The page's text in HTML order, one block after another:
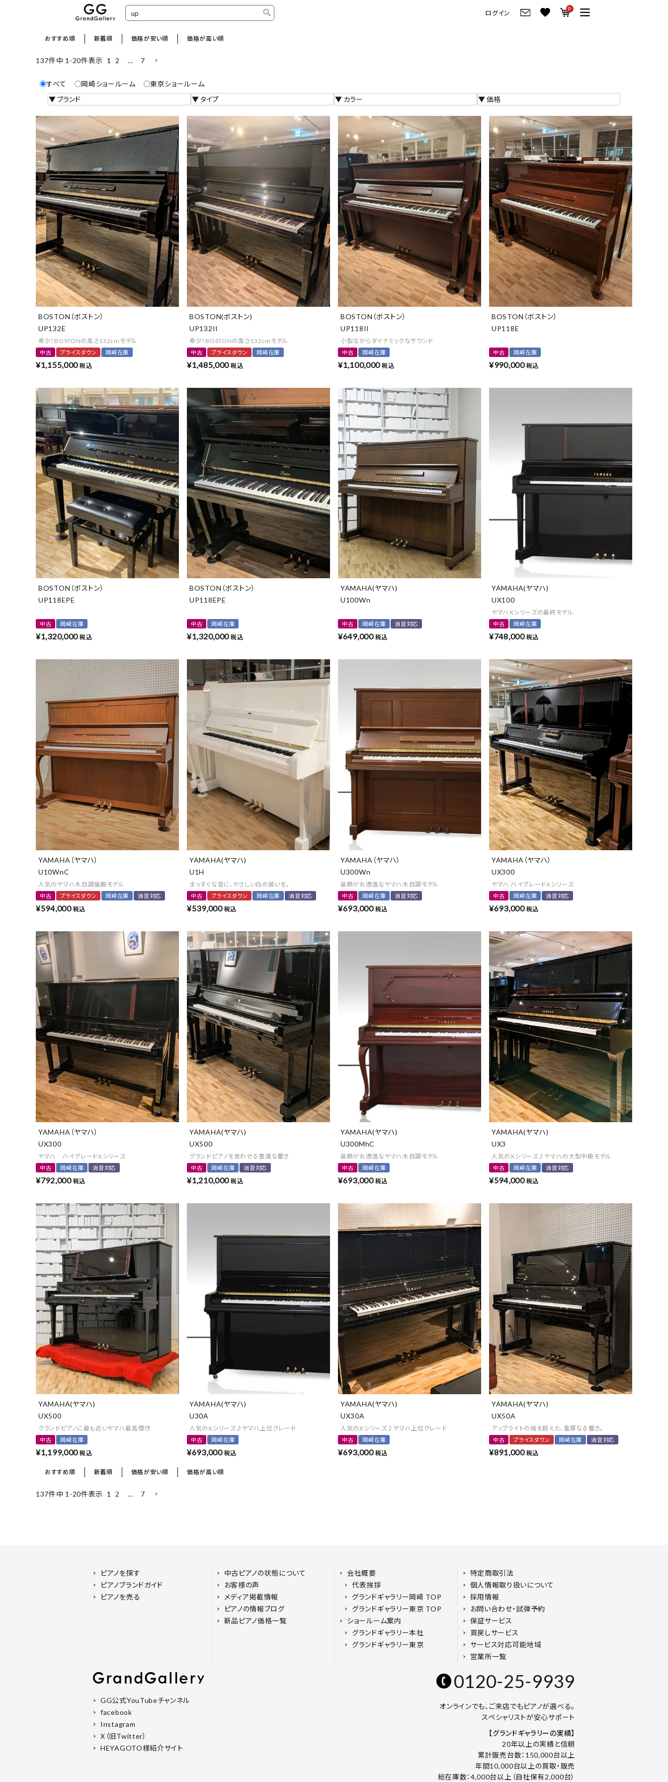
ログイン
0
輸入ピアノ
ホワイトピアノ
名作・コレクション
コンサートグランドピアノ
STEINWAY&SONS
BOSENDORFER
C.BECHSTEIN
BOSTON
DIAPASON
もっとみる
ピアノの選び方
ピアノお役立ち情報
ピアノトーク
新品ピアノ価格一覧
ピアノ製品番号一覧
会社情報
会社概要
採用情報
岡崎トップページ
東京トップページ
ピアノ買取ページ
よくある質問-買取
おすすめ順 新着順 価格が安い順 価格が高い順
137件中 1 -20件表示 1 2 … 7
すべて 岡崎ショールーム 東京ショールーム
BOSTON（ボストン）
UP132E
希少！BOSTONの高さ132cmモデル
中古 プライスダウン 岡崎在庫
¥1,155,000 税込
BOSTON(ボストン)
UP132II
希少！BOSTONの高さ132cmモデル
中古 プライスダウン 岡崎在庫
¥1,485,000 税込
BOSTON（ボストン）
UP118II
小型ながらダイナミックなサウンド
中古 岡崎在庫
¥1,100,000 税込
BOSTON（ボストン）
UP118E
中古 岡崎在庫
¥990,000 税込
BOSTON（ボストン）
UP118EPE
中古 岡崎在庫
¥1,320,000 税込
BOSTON（ボストン）
UP118EPE
中古 岡崎在庫
¥1,320,000 税込
YAMAHA(ヤマハ)
U100Wn
中古 岡崎在庫 消音対応
¥649,000 税込
YAMAHA(ヤマハ)
UX100
ヤマハXシリーズの最終モデル
中古 岡崎在庫
¥748,000 税込
YAMAHA（ヤマハ）
U10WnC
人気のヤマハ木目調猫脚モデル
中古 プライスダウン 岡崎在庫 消音対応
¥594,000 税込
YAMAHA(ヤマハ)
U1H
まっすぐな音に、やさしい白の装いを。
中古 プライスダウン 岡崎在庫 消音対応
¥539,000 税込
YAMAHA（ヤマハ）
U300Wn
装飾がお洒落なヤマハ木目調モデル
中古 岡崎在庫 消音対応
¥693,000 税込
YAMAHA（ヤマハ）
UX300
ヤマハ ハイグレードXシリーズ
中古 岡崎在庫 消音対応
¥693,000 税込
YAMAHA（ヤマハ）
UX300
ヤマハ ハイグレードXシリーズ
中古 岡崎在庫 消音対応
¥792,000 税込
YAMAHA(ヤマハ)
UX500
グランドピアノを思わせる豊満な響き
中古 岡崎在庫 消音対応
¥1,210,000 税込
YAMAHA(ヤマハ)
U300MhC
装飾がお洒落なヤマハ木目調モデル
中古 岡崎在庫
¥693,000 税込
YAMAHA(ヤマハ)
UX3
人気のXシリーズ♪ヤマハの大型中級モデル
中古 岡崎在庫 消音対応
¥594,000 税込
YAMAHA(ヤマハ)
UX500
グランドピアノに最も近いヤマハ最高傑作
中古 岡崎在庫
¥1,199,000 税込
YAMAHA(ヤマハ)
U30A
人気のXシリーズ♪ヤマハ上位グレード
中古 岡崎在庫
¥693,000 税込
YAMAHA(ヤマハ)
UX30A
人気のXシリーズ♪ヤマハ上位グレード
中古 岡崎在庫
¥693,000 税込
YAMAHA(ヤマハ)
UX50A
アップライトの域を超えた、重厚なる響き。
中古 プライスダウン 岡崎在庫 消音対応
¥891,000 税込
おすすめ順 新着順 価格が安い順 価格が高い順
137件中 1 -20件表示 1 2 … 7
ピアノを探す
ピアノブランドガイド
ピアノを売る
中古ピアノの状態について
お客様の声
メディア掲載情報
ピアノの情報ブログ
新品ピアノ価格一覧
会社概要
代表挨拶
グランドギャラリー岡崎 TOP
グランドギャラリー東京 TOP
ショールーム案内
グランドギャラリー本社
グランドギャラリー東京
特定商取引法
個人情報取り扱いについて
採用情報
お問い合わせ・試弾予約
保証サービス
買戻しサービス
サービス対応可能地域
営業所一覧
GG公式YouTubeチャンネル
facebook
Instagram
X（旧Twitter）
HEYAGOTO様紹介サイト
0120-25-9939
オンラインでも、ご来店でもピアノが選べる。
スペシャリストが安心サポート
【グランドギャラリーの実績】
20年以上の実績と信頼
累計販売台数：150,000台以上
年間10,000台以上の買取・販売
総在庫数：4,000台以上（自社保有2,000台）